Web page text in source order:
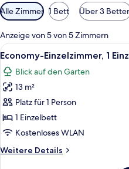
Verfügbare
Filter
für
Zimmer
Alle Zimmer 1 Bett Über 3
Anzeige von 5 von 5 Zimmern
Alle
Fotos
für
Economy-
Einzelzimmer,
1 Einzelbett
anzeigen
9
Economy-Einzelzimmer, 1
Blick auf den Garten
13 m²
Platz für 1 Person
1 Einzelbett
Kostenloses WLAN
Weitere Details
Weitere